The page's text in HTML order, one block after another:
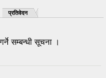
प्रतिवेदन
सम्बन्धी सूचना ।